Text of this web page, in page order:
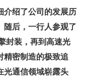
介绍了公司的发展历
随后，一行人参观了
封装，再到高速光
精密制造的极致追
光通信领域崭露头